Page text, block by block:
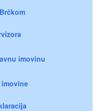
imovinu